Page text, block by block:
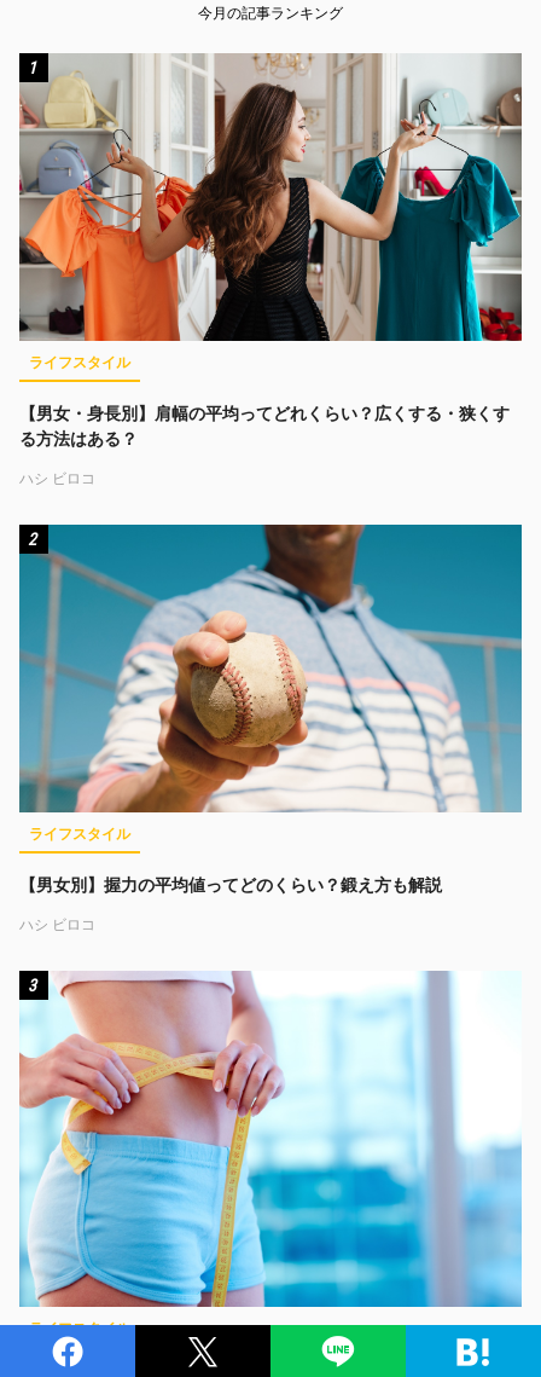
今月の記事ランキング
1
ライフスタイル
【男女・身長別】肩幅の平均ってどれくらい？広くする・狭くす
る方法はある？
ハシ ビロコ
2
ライフスタイル
【男女別】握力の平均値ってどのくらい？鍛え方も解説
ハシ ビロコ
3
ライフスタイル